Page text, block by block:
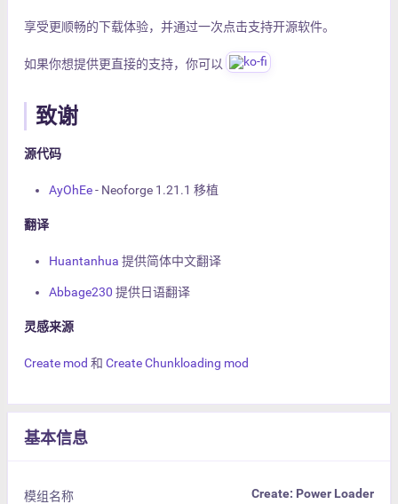
享受更顺畅的下载体验，并通过一次点击支持开源软件。
如果你想提供更直接的支持，你可以
致谢
源代码
AyOhEe- Neoforge 1.21.1 移植
翻译
Huantanhua 提供简体中文翻译
Abbage230 提供日语翻译
灵感来源
Create mod 和 Create Chunkloading mod
基本信息
模组名称 Create: Power Loader